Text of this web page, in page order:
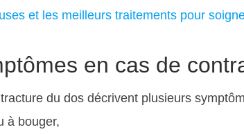
et les meilleurs traitements pour
en cas de
du dos décrivent plusieurs
à bouger,